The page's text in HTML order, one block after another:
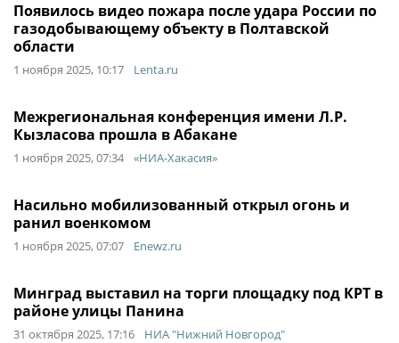
Появилось видео пожара после удара России по
газодобывающему объекту в Полтавской
области
1 ноября 2025, 10:17 Lenta.ru
Межрегиональная конференция имени Л.Р.
Кызласова прошла в Абакане
1 ноября 2025, 07:34 «НИА-Хакасия»
Насильно мобилизованный открыл огонь и
ранил военкомом
1 ноября 2025, 07:07 Enewz.ru
Минград выставил на торги площадку под КРТ в
районе улицы Панина
31 октября 2025, 17:16 НИА "Нижний Новгород"